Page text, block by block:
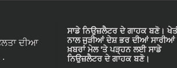
ਖ਼ਬਰਾਂ ਮੇਲ 'ਤੇ ਪੜ੍ਹਨ ਲਈ ਸਾਡੇ
ਨਿਉਜ਼ਲੈਟਰ ਦੇ ਗਾਹਕ ਬਣੋ।
Subscribe Newsletters